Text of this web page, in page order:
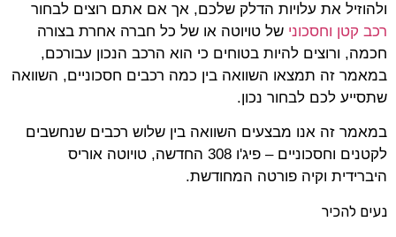
ולהוזיל את עלויות הדלק שלכם, אך אם אתם רוצים לבחור
רכב קטן וחסכונישל טויוטה או של כל חברה אחרת בצורה
חכמה, ורוצים להיות בטוחים כי הוא הרכב הנכון עבורכם,
במאמר זה תמצאו השוואה בין כמה רכבים חסכוניים, השוואה
שתסייע לכם לבחור נכון.
במאמר זה אנו מבצעים השוואה בין שלוש רכבים שנחשבים
לקטנים וחסכוניים – פיג'ו 308 החדשה, טויוטה אוריס
היברידית וקיה פורטה המחודשת.
נעים להכיר